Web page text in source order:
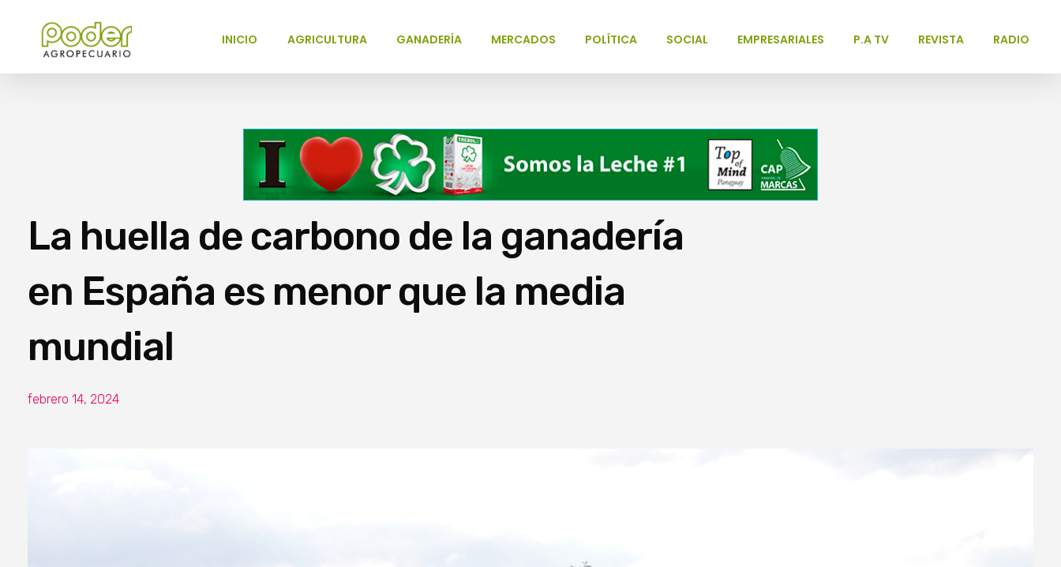
INICIO AGRICULTURA GANADERÍA MERCADOS POLÍTICA SOCIAL EMPRESARIALES P.A TV REVISTA RADIO
La huella de carbono de la ganadería
en España es menor que la media
mundial
febrero 14, 2024